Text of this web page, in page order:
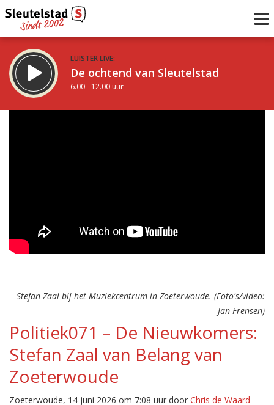
LUISTER LIVE:
De ochtend van Sleutelstad
6.00 - 12.00 uur
Stefan Zaal bij het Muziekcentrum in Zoeterwoude. (Foto's/video:
Jan Frensen)
Politiek071 – De Nieuwkomers:
Stefan Zaal van Belang van
Zoeterwoude
Zoeterwoude, 14 juni 2026 om 7:08 uur door Chris de Waard